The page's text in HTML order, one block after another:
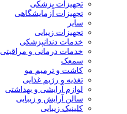
تجهیزات پزشکی
تجهیزات آزمایشگاهی
سایر
تجهیزات زیبایی
خدمات دندانپزشکی
خدمات درمانی و مراقبتی
سمعک
کاشت و ترمیم مو
تغذیه و رژیم غذایی
لوازم آرایشی و بهداشتی
سالن آرایش و زیبایی
کلینیک زیبایی